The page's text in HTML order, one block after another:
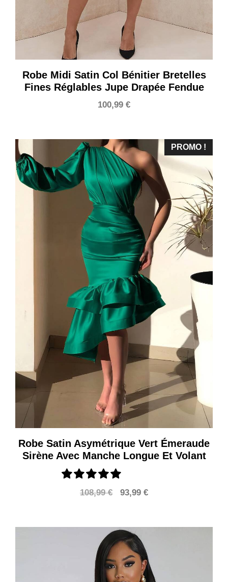
Robe Midi Satin Col Bénitier Bretelles
Fines Réglables Jupe Drapée Fendue
100,99 €
PROMO !
Robe Satin Asymétrique Vert Émeraude
Sirène Avec Manche Longue Et Volant
108,99€
Le
était :
108,99 €.
93,99 €Le
est :